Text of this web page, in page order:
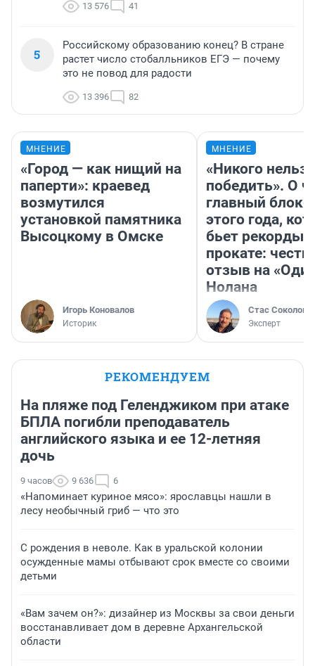
13 576 41
5
Российскому образованию конец? В стране
растет число стобалльников ЕГЭ — почему
это не повод для радости
13 396 82
МНЕНИЕ
«Город — как нищий на
паперти»: краевед
возмутился
установкой памятника
Высоцкому в Омске
Игорь Коновалов
Историк
МНЕНИЕ
«Никого нельзя
победить». О
главный
этого года,
бьет рекорды в
прокате:
отзыв на
Нолана
Стас Соколов
Эксперт
РЕКОМЕНДУЕМ
На пляже под Геленджиком при атаке
БПЛА погибли преподаватель
английского языка и ее 12-летняя
дочь
9 часов 9 636 6
«Напоминает куриное мясо»: ярославцы нашли в
лесу необычный гриб — что это
С рождения в неволе. Как в уральской колонии
осужденные мамы отбывают срок вместе со своими
детьми
«Вам зачем он?»: дизайнер из Москвы за свои деньги
восстанавливает дом в деревне Архангельской
области